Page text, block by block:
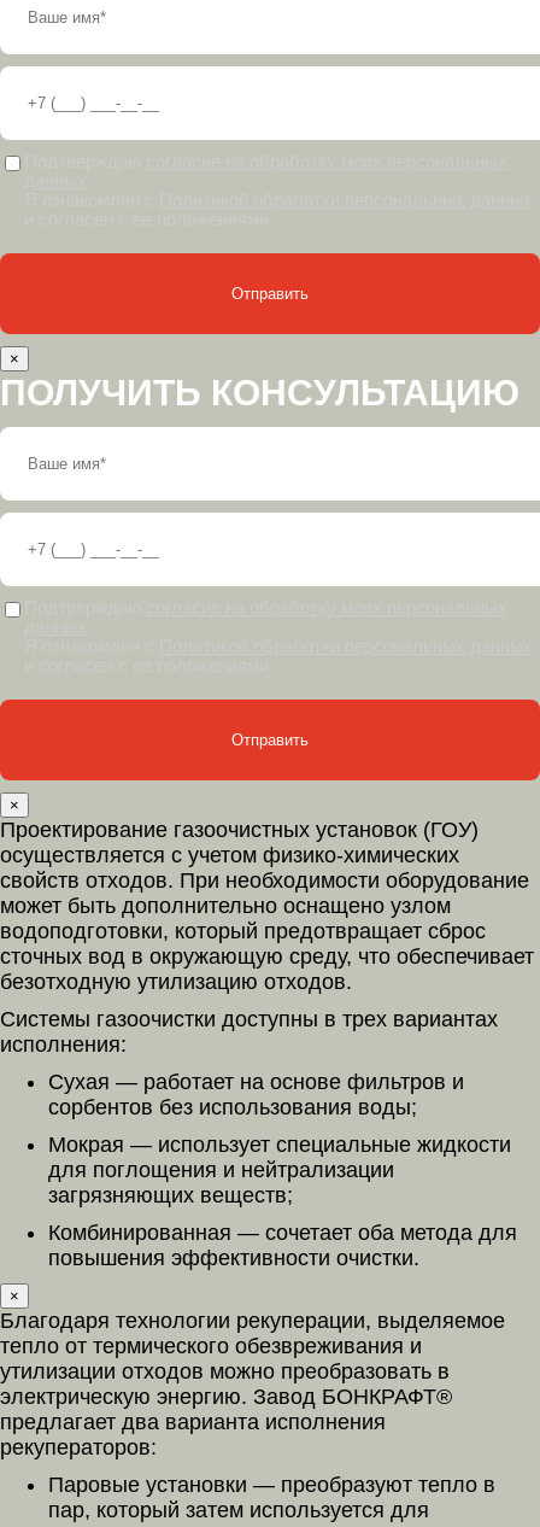
×
ПОЛУЧИТЬ КОНСУЛЬТАЦИЮ
×
Проектирование газоочистных установок (ГОУ)
осуществляется с учетом физико-химических
свойств отходов. При необходимости оборудование
может быть дополнительно оснащено узлом
водоподготовки, который предотвращает сброс
сточных вод в окружающую среду, что обеспечивает
безотходную утилизацию отходов.
Системы газоочистки доступны в трех вариантах
исполнения:
Сухая — работает на основе фильтров и
сорбентов без использования воды;
Мокрая — использует специальные жидкости
для поглощения и нейтрализации
загрязняющих веществ;
Комбинированная — сочетает оба метода для
повышения эффективности очистки.
×
Благодаря технологии рекуперации, выделяемое
тепло от термического обезвреживания и
утилизации отходов можно преобразовать в
электрическую энергию. Завод БОНКРАФТ®
предлагает два варианта исполнения
рекуператоров:
Паровые установки — преобразуют тепло в
пар, который затем используется для